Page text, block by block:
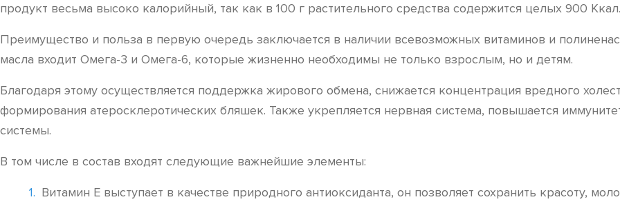
продукт весьма высоко калорийный, так как в 100 г растительного средства содержится целых 900 Ккал.
Преимущество и польза в первую очередь заключается в наличии всевозможных витаминов и
масла входит Омега-3 и Омега-6, которые жизненно необходимы не только взрослым, но и детям.
Благодаря этому осуществляется поддержка жирового обмена, снижается концентрация вредного
формирования атеросклеротических бляшек. Также укрепляется нервная система, повышается
системы.
В том числе в состав входят следующие важнейшие элементы:
Витамин Е выступает в качестве природного антиоксиданта, он позволяет сохранить красоту,